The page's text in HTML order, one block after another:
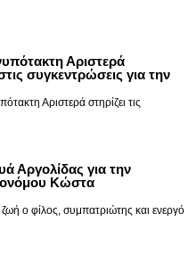
Αριστερά
συγκεντρώσεις για την
Αριστερά στηρίζει τις
Αργολίδας για την
Κώστα
ο φίλος, συμπατριώτης και ενεργό